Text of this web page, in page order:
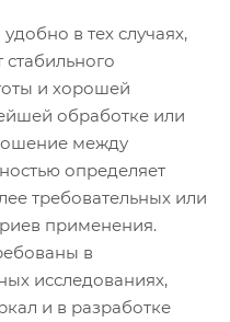
в тех случаях,
и хорошей
обработке или
между
определяет
требовательных или
применения.
в
исследованиях,
и в разработке